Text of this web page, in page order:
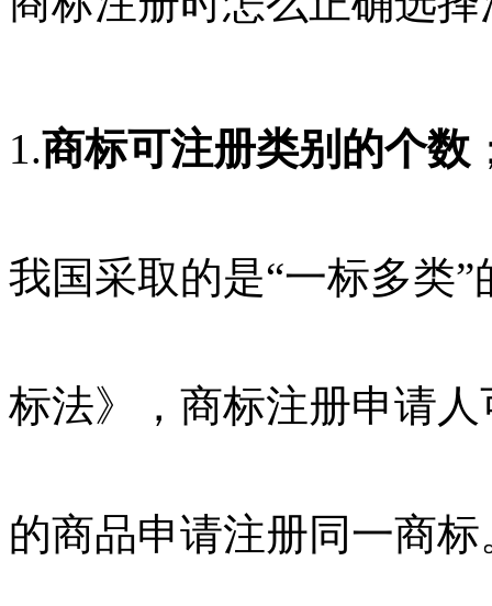
1.商标可注册类别的个数
我国采取的是“一标多类
标法》，商标注册申请
的商品申请注册同一商